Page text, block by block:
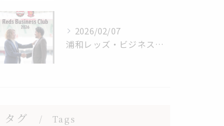
2026/02/07
浦和レッズ・ビジネスクラブ・会員継続
タグ Tags